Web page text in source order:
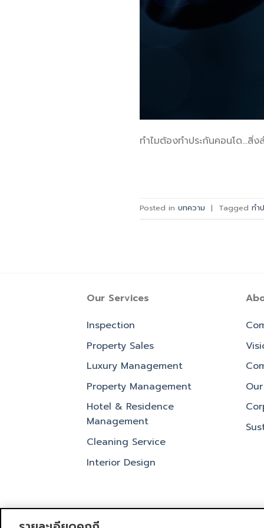
ทำไมต้องทำประกันคอนโด…สิ่ง
Posted in บทความ | Tagged ทำ
Our Services
Inspection
Property Sales
Luxury Management
Property Management
Hotel & Residence
Management
Cleaning Service
Interior Design